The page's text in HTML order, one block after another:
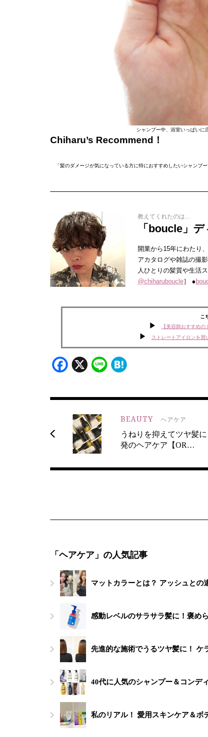
シャンプー中、浴室いっぱいに
Chiharu’s Recommend！
「髪のダメージが気になっている方に特におすすめしたいシャン
教えてくれたのは…
「boucle」
開業から15年にわたり
アカタログや雑誌の撮
人ひとりの髪質や生活
@chiharuboucle］ ●
こ
【美容師おすすめ
ストレートアイロンを買
Facebook
X Line
BEAUTY ヘアケア
うねりを抑えてツヤ髪
発のヘアケア【OR…
「ヘアケア」の人気記事
マットカラーとは？ アッシュとの
感動レベルのサラサラ髪に！褒め
先進的な施術でうるツヤ髪に！
40代に人気のシャンプー＆コンデ
私のリアル！ 愛用スキンケア＆ボ